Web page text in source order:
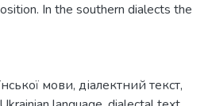
In the southern dialects the
мови, діалектний текст,